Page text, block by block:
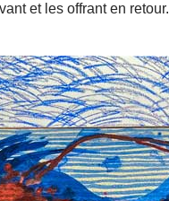
et les offrant en